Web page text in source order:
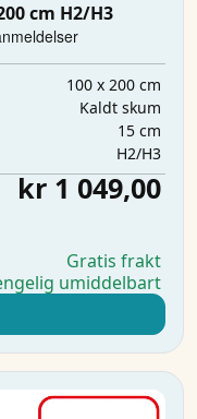
cm H2/H3
100 x 200 cm
Kaldt skum
15 cm
H2/H3
kr 1 049,00
Gratis frakt
umiddelbart